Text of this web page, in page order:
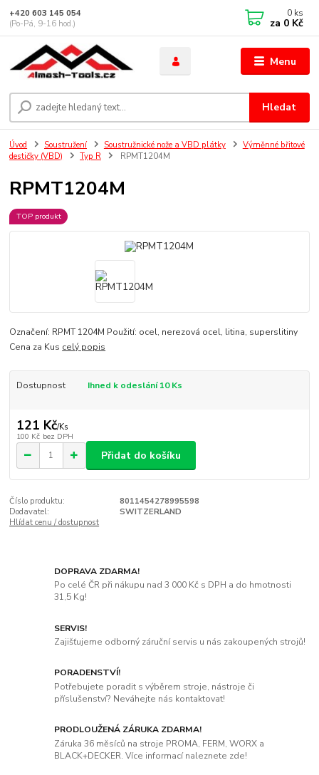
Menu
Hledat
+420 603 145 054
(Po-Pá, 9-16 hod.)
0 ks
za 0 Kč
Úvod Soustružení Soustružnické nože a VBD plátky
Výměnné břitové
destičky (VBD)
Typ R RPMT1204M
RPMT1204M
TOP produkt
Označení: RPMT 1204M Použití: ocel, nerezová ocel, litina, superslitiny
Cena za Kus celý popis
Dostupnost Ihned k odeslání 10 Ks
121 Kč/Ks
100 Kč bez DPH
Přidat do košíku
Číslo produktu:
8011454278995598
Dodavatel:
SWITZERLAND
Hlídat cenu / dostupnost
DOPRAVA ZDARMA!
Po celé ČR při nákupu nad 3 000 Kč s DPH a do hmotnosti
31,5 Kg!
SERVIS!
Zajišťujeme odborný záruční servis u nás zakoupených strojů!
PORADENSTVÍ!
Potřebujete poradit s výběrem stroje, nástroje či
příslušenství? Neváhejte nás kontaktovat!
PRODLOUŽENÁ ZÁRUKA ZDARMA!
Záruka 36 měsíců na stroje PROMA, FERM, WORX a
BLACK+DECKER. Více informací naleznete zde!